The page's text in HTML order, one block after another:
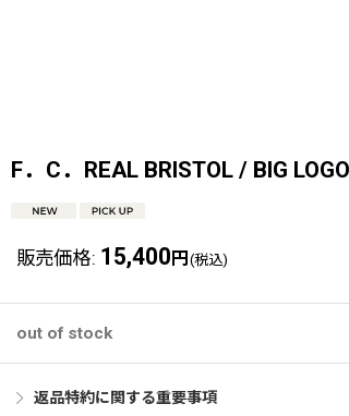
F．C．REAL BRISTOL / BIG
販売価格: 15,400 円 (税込)
out of stock
返品特約に関する重要事項